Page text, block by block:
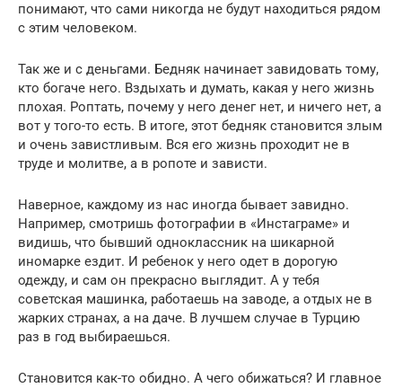
понимают, что сами никогда не будут находиться рядом
с этим человеком.
Так же и с деньгами. Бедняк начинает завидовать тому,
кто богаче него. Вздыхать и думать, какая у него жизнь
плохая. Роптать, почему у него денег нет, и ничего нет, а
вот у того-то есть. В итоге, этот бедняк становится злым
и очень завистливым. Вся его жизнь проходит не в
труде и молитве, а в ропоте и зависти.
Наверное, каждому из нас иногда бывает завидно.
Например, смотришь фотографии в «Инстаграме» и
видишь, что бывший одноклассник на шикарной
иномарке ездит. И ребенок у него одет в дорогую
одежду, и сам он прекрасно выглядит. А у тебя
советская машинка, работаешь на заводе, а отдых не в
жарких странах, а на даче. В лучшем случае в Турцию
раз в год выбираешься.
Становится как-то обидно. А чего обижаться? И главное